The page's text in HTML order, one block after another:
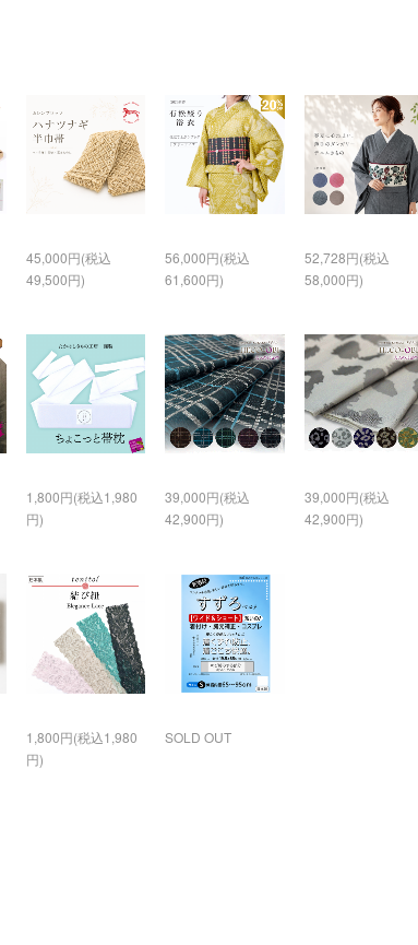
45,000円(税込
49,500円)
56,000円(税込
61,600円)
52,728円(税込
58,000円)
1,800円(税込1,980
円)
39,000円(税込
42,900円)
39,000円(税込
42,900円)
1,800円(税込1,980
円)
SOLD OUT